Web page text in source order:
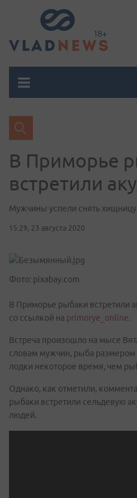
В Приморье
встретили
Мужчины успели снять хищницу
15:29, 23 августа 2020
Фото: pixabay.com
В Приморье рыбаки встретили
со ссылкой на primorye_online.
Встреча произошло на мысе
словам мужчин, рыба размером
лодки некоторое время, чем
Однако, как отметили,
рыбаки встретили сельдевую
людей.